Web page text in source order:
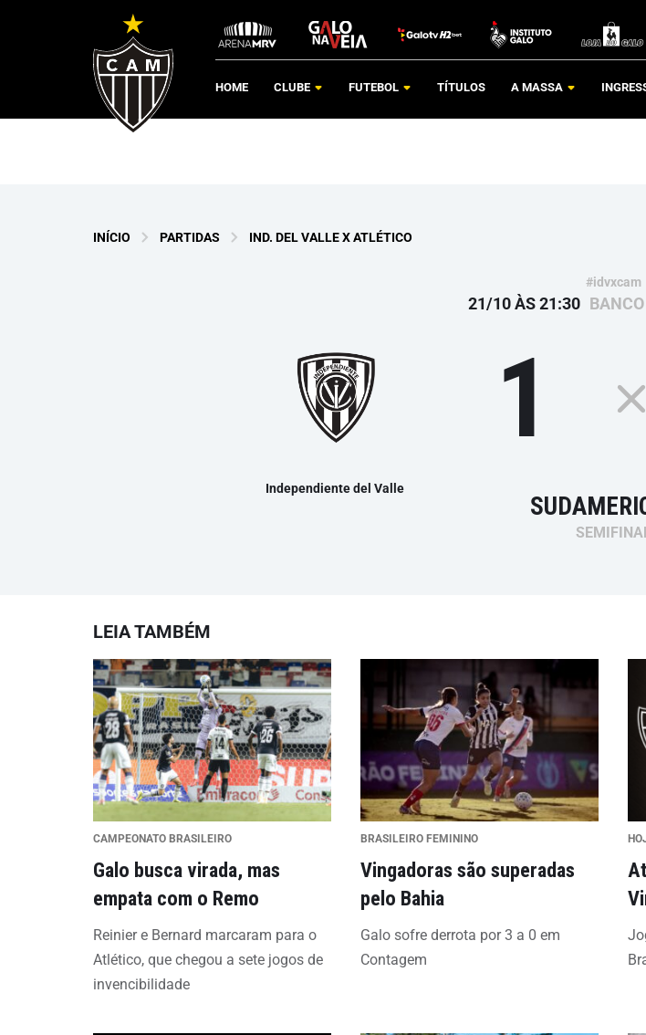
HOME CLUBE FUTEBOL TÍTULOS A MASSA
INÍCIO PARTIDAS IND. DEL VALLE X ATLÉTICO
#idvxcam
21/10 ÀS 21:30
Independiente del Valle
1
LEIA TAMBÉM
CAMPEONATO BRASILEIRO
Galo busca virada, mas
empata com o Remo
Reinier e Bernard marcaram para o
Atlético, que chegou a sete jogos de
invencibilidade
BRASILEIRO FEMININO
Vingadoras são superadas
pelo Bahia
Galo sofre derrota por 3 a 0 em
Contagem